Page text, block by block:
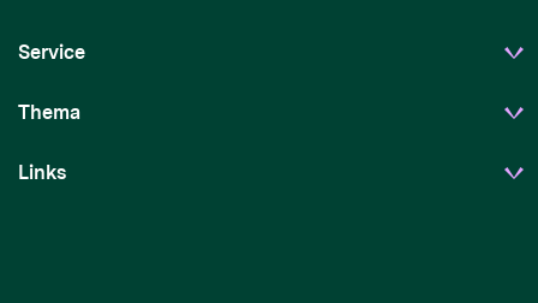
Service
Thema
Links